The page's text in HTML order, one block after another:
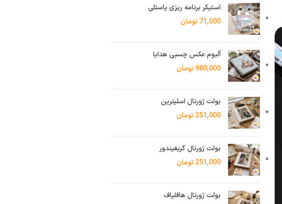
استیکر برنامه ریزی پاستلی
71,000 تومان
آلبوم عکس چسبی هدایا
980,000 تومان
بولت ژورنال اسلیترین
251,000 تومان
بولت ژورنال گریفیندور
251,000 تومان
بولت ژورنال هافلپاف